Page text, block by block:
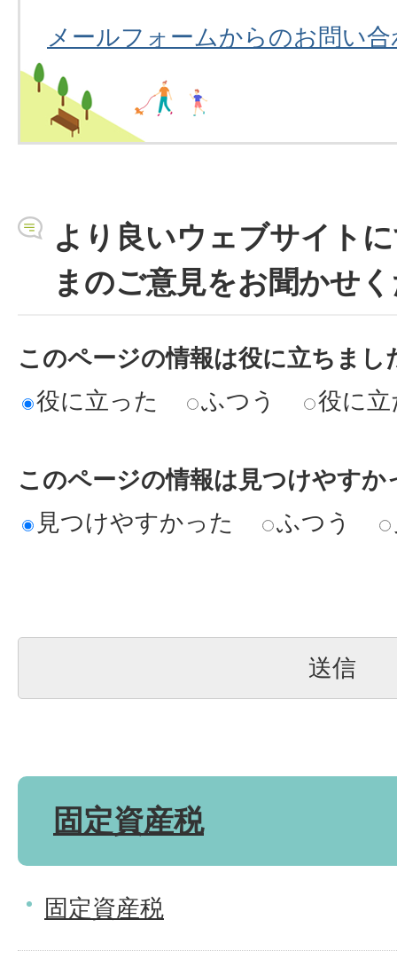
メールフォームからのお問い
より良いウェブサイト
まのご意見をお聞かせ
このページの情報は役に立ちまし
役に立った
ふつう 役に
このページの情報は見つけやすか
見つけやすかった
ふつう
固定資産税
固定資産税